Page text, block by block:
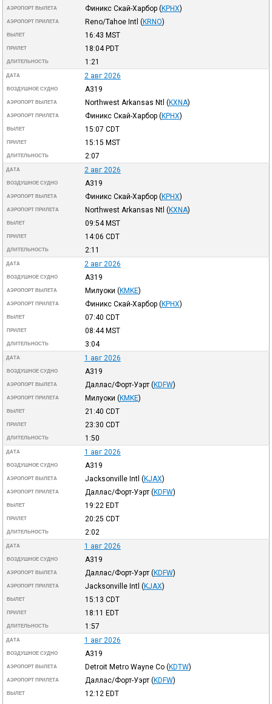
АЭРОПОРТ ВЫЛЕТА Финикс Скай-Харбор (KPHX)
АЭРОПОРТ ПРИЛЕТА Reno/Tahoe Intl (KRNO)
ВЫЛЕТ 16:43 MST
ПРИЛЕТ 18:04PDT
ДЛИТЕЛЬНОСТЬ 1:21
ДАТА 2 авг 2026
ВОЗДУШНОЕ СУДНО A319
АЭРОПОРТ ВЫЛЕТА Northwest Arkansas Ntl (KXNA)
АЭРОПОРТ ПРИЛЕТА Финикс Скай-Харбор (KPHX)
ВЫЛЕТ 15:07 CDT
ПРИЛЕТ 15:15 MST
ДЛИТЕЛЬНОСТЬ 2:07
ДАТА 2 авг 2026
ВОЗДУШНОЕ СУДНО A319
АЭРОПОРТ ВЫЛЕТА Финикс Скай-Харбор (KPHX)
АЭРОПОРТ ПРИЛЕТА Northwest Arkansas Ntl (KXNA)
ВЫЛЕТ 09:54MST
ПРИЛЕТ 14:06 CDT
ДЛИТЕЛЬНОСТЬ 2:11
ДАТА 2 авг 2026
ВОЗДУШНОЕ СУДНО A319
АЭРОПОРТ ВЫЛЕТА Милуоки (KMKE)
АЭРОПОРТ ПРИЛЕТА Финикс Скай-Харбор (KPHX)
ВЫЛЕТ 07:40 CDT
ПРИЛЕТ 08:44MST
ДЛИТЕЛЬНОСТЬ 3:04
ДАТА 1 авг 2026
ВОЗДУШНОЕ СУДНО A319
АЭРОПОРТ ВЫЛЕТА Даллас/Форт-Уэрт (KDFW)
АЭРОПОРТ ПРИЛЕТА Милуоки (KMKE)
ВЫЛЕТ 21:40 CDT
ПРИЛЕТ 23:30 CDT
ДЛИТЕЛЬНОСТЬ 1:50
ДАТА 1 авг 2026
ВОЗДУШНОЕ СУДНО A319
АЭРОПОРТ ВЫЛЕТА Jacksonville Intl (KJAX)
АЭРОПОРТ ПРИЛЕТА Даллас/Форт-Уэрт (KDFW)
ВЫЛЕТ 19:22 EDT
ПРИЛЕТ 20:25 CDT
ДЛИТЕЛЬНОСТЬ 2:02
ДАТА 1 авг 2026
ВОЗДУШНОЕ СУДНО A319
АЭРОПОРТ ВЫЛЕТА Даллас/Форт-Уэрт (KDFW)
АЭРОПОРТ ПРИЛЕТА Jacksonville Intl (KJAX)
ВЫЛЕТ 15:13 CDT
ПРИЛЕТ 18:11 EDT
ДЛИТЕЛЬНОСТЬ 1:57
ДАТА 1 авг 2026
ВОЗДУШНОЕ СУДНО A319
АЭРОПОРТ ВЫЛЕТА Detroit Metro Wayne Co (KDTW)
АЭРОПОРТ ПРИЛЕТА Даллас/Форт-Уэрт (KDFW)
ВЫЛЕТ 12:12 EDT